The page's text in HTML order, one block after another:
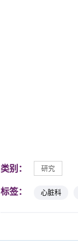
类别： 研究
标签： 心脏科